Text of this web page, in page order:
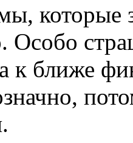
которые
Особо
к ближе